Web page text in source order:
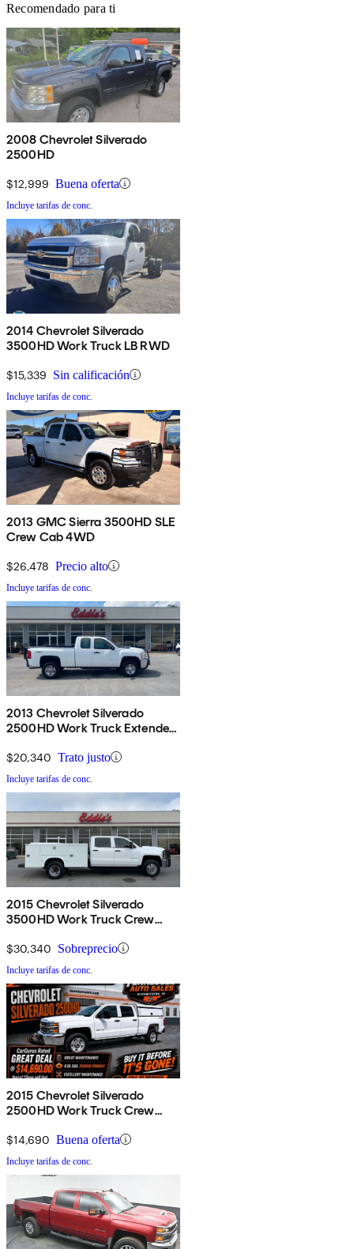
Recomendado para ti
2008 Chevrolet Silverado
2500HD
$12,999 Buena oferta
Incluye tarifas de conc.
2014 Chevrolet Silverado
3500HD Work Truck LB RWD
$15,339 Sin calificación
Incluye tarifas de conc.
2013 GMC Sierra 3500HD SLE
Crew Cab 4WD
$26,478 Precio alto
Incluye tarifas de conc.
2013 Chevrolet Silverado
2500HD Work Truck Extended
$20,340 Trato justo
Incluye tarifas de conc.
2015 Chevrolet Silverado
3500HD Work Truck Crew
$30,340 Sobreprecio
Incluye tarifas de conc.
2015 Chevrolet Silverado
2500HD Work Truck Crew
$14,690 Buena oferta
Incluye tarifas de conc.